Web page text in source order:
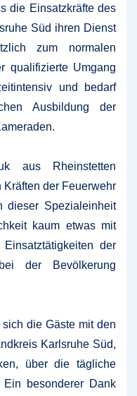
die Einsatzkräfte des
Süd ihren Dienst
zum normalen
qualifizierte Umgang
und bedarf
Ausbildung der
aus Rheinstetten
der Feuerwehr
dieser Spezialeinheit
kaum etwas mit
der
der Bevölkerung
die Gäste mit den
Karlsruhe Süd,
über die tägliche
besonderer Dank